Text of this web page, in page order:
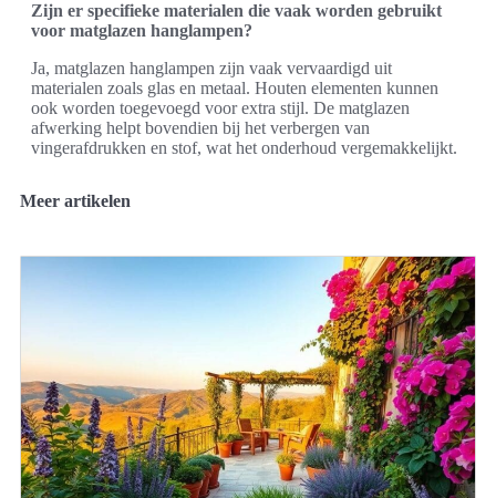
Zijn er specifieke materialen die vaak worden gebruikt
voor matglazen hanglampen?
Ja, matglazen hanglampen zijn vaak vervaardigd uit
materialen zoals glas en metaal. Houten elementen kunnen
ook worden toegevoegd voor extra stijl. De matglazen
afwerking helpt bovendien bij het verbergen van
vingerafdrukken en stof, wat het onderhoud vergemakkelijkt.
Meer artikelen